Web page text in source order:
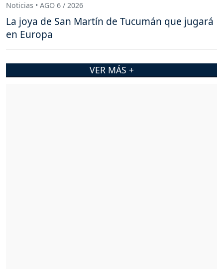
Noticias • AGO 6 / 2026
La joya de San Martín de Tucumán que jugará
en Europa
VER MÁS +